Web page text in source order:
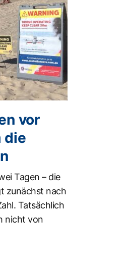
vor
die
Tagen – die
zunächst nach
Tatsächlich
nicht von